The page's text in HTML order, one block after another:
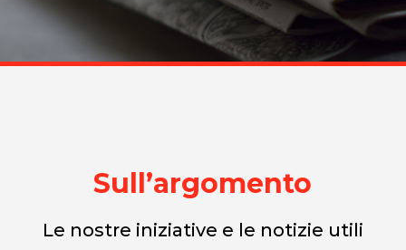
Sull’argomento
Le nostre iniziative e le notizie utili